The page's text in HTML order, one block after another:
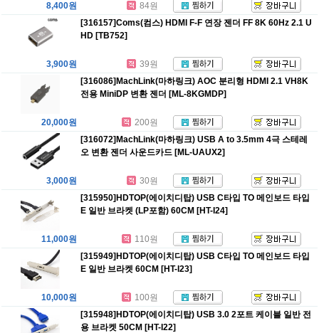
8,400원
84원
[316157]Coms(컴스) HDMI F-F 연장 젠더 FF 8K 60Hz 2.1 U
HD [TB752]
3,900원
39원
[316086]MachLink(마하링크) AOC 분리형 HDMI 2.1 VH8K
전용 MiniDP 변환 젠더 [ML-8KGMDP]
20,000원
200원
[316072]MachLink(마하링크) USB A to 3.5mm 4극 스테레
오 변환 젠더 사운드카드 [ML-UAUX2]
3,000원
30원
[315950]HDTOP(에이치디탑) USB C타입 TO 메인보드 타입
E 일반 브라켓 (LP포함) 60CM [HT-I24]
11,000원
110원
[315949]HDTOP(에이치디탑) USB C타입 TO 메인보드 타입
E 일반 브라켓 60CM [HT-I23]
10,000원
100원
[315948]HDTOP(에이치디탑) USB 3.0 2포트 케이블 일반 전
용 브라켓 50CM [HT-I22]